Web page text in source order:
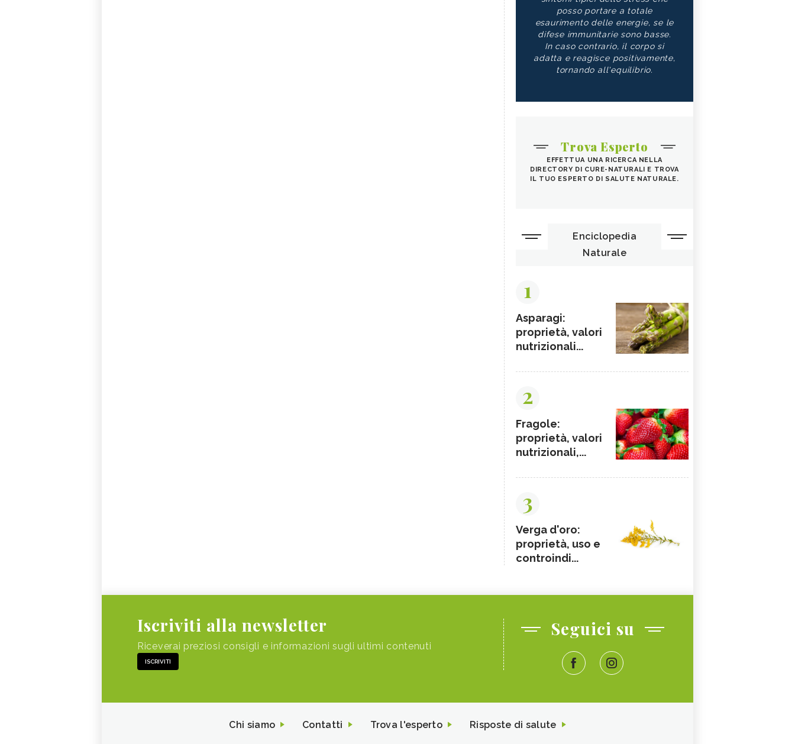
posso portare a totale
esaurimento delle energie, se le
difese immunitarie sono basse.
In caso contrario, il corpo si
adatta e reagisce positivamente,
tornando all'equilibrio.
Trova Esperto
EFFETTUA UNA RICERCA NELLA
DIRECTORY DI CURE-NATURALI E TROVA
IL TUO ESPERTO DI SALUTE NATURALE.
Enciclopedia
Naturale
1
Asparagi:
proprietà, valori
nutrizionali...
2
Fragole:
proprietà, valori
nutrizionali,...
3
Verga d'oro:
proprietà, uso e
controindi...
Iscriviti alla newsletter
Riceverai preziosi consigli e informazioni sugli ultimi contenuti
ISCRIVITI
Seguici su
Chi siamo Contatti Trova l'esperto Risposte di salute